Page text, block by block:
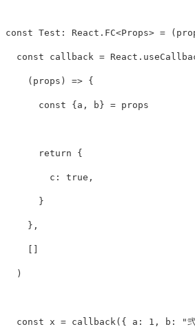
const Test : React . FC<Props> = (
const callback = React .
( props ) => {
const { a , b } = props
return {
c : true ,
}
},
)
const x = callback ({ a : 1 , b : "弐